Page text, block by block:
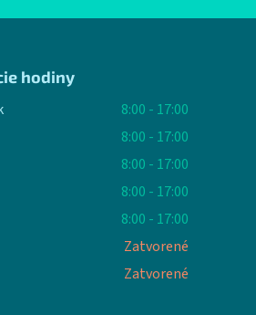
hodiny
8:00 - 17:00
8:00 - 17:00
8:00 - 17:00
8:00 - 17:00
8:00 - 17:00
Zatvorené
Zatvorené